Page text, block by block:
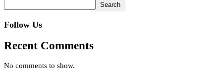
Search
Follow Us
Recent Comments
No comments to show.